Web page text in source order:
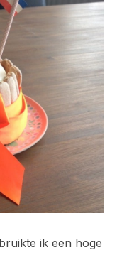
ik een hoge